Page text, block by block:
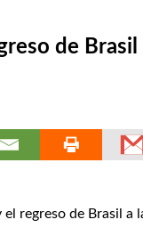
de Brasil
regreso de Brasil